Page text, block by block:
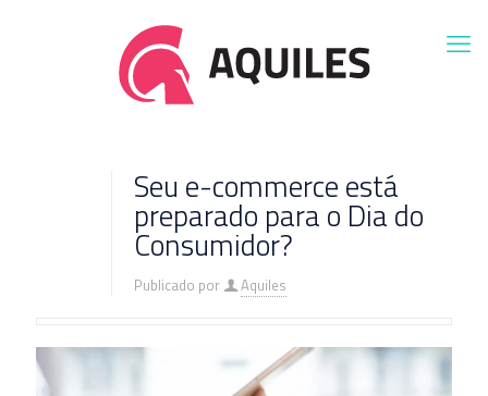
Seu e-commerce está
preparado para o Dia do
Consumidor?
Publicado por Aquiles